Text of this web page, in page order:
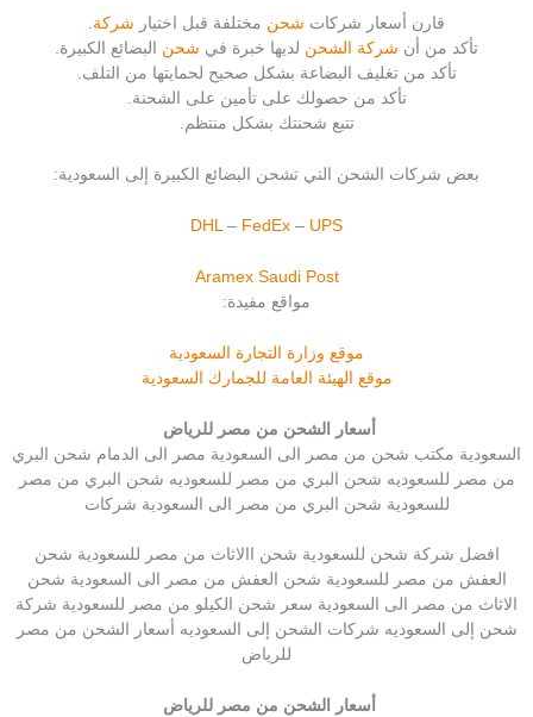
قارن أسعار شركات شحن مختلفة قبل اختيار شركة.
تأكد من أن شركة الشحن لديها خبرة في شحن البضائع الكبيرة.
تأكد من تغليف البضاعة بشكل صحيح لحمايتها من التلف.
تأكد من حصولك على تأمين على الشحنة.
تتبع شحنتك بشكل منتظم.
بعض شركات الشحن التي تشحن البضائع الكبيرة إلى السعودية:
DHL – FedEx – UPS
Aramex Saudi Post
مواقع مفيدة:
موقع وزارة التجارة السعودية
موقع الهيئة العامة للجمارك السعودية
أسعار الشحن من مصر للرياض
السعودية مكتب شحن من مصر الى السعودية مصر الى الدمام شحن البري
من مصر للسعوديه شحن البري من مصر للسعوديه شحن البري من مصر
للسعودية شحن البري من مصر الى السعودية شركات
افضل شركة شحن للسعودية شحن االاثاث من مصر للسعودية شحن
العفش من مصر للسعودية شحن العفش من مصر الى السعودية شحن
الاثاث من مصر الى السعودية سعر شحن الكيلو من مصر للسعودية شركة
شحن إلى السعوديه شركات الشحن إلى السعوديه أسعار الشحن من مصر
للرياض
أسعار الشحن من مصر للرياض